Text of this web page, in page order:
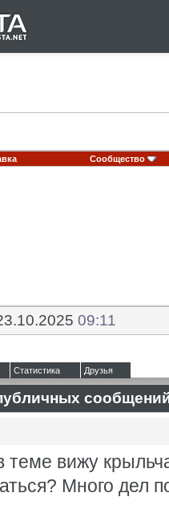
Сообщество
09:11
Статистика Друзья
вижу
Много дел